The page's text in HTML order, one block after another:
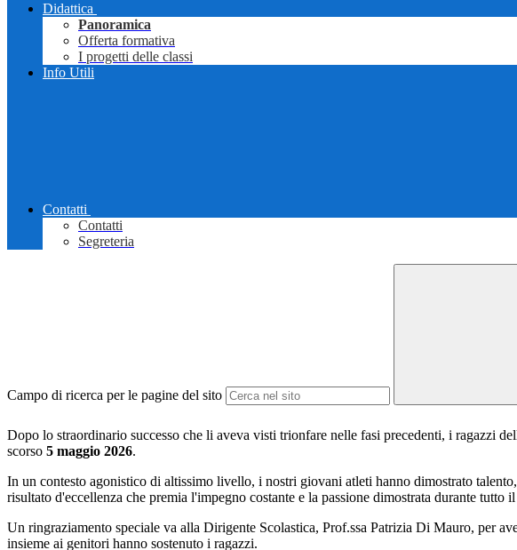
Didattica
Panoramica
Offerta formativa
I progetti delle classi
Info Utili
Contatti
Contatti
Segreteria
Campo di ricerca per le pagine del sito
Dopo lo straordinario successo che li aveva visti trionfare nelle fasi precedenti, i ragazzi
scorso 5 maggio 2026.
In un contesto agonistico di altissimo livello, i nostri giovani atleti hanno dimostrato
risultato d'eccellenza che premia l'impegno costante e la passione dimostrata durante tutto
Un ringraziamento speciale va alla Dirigente Scolastica, Prof.ssa Patrizia Di Mauro, per
insieme ai genitori hanno sostenuto i ragazzi.